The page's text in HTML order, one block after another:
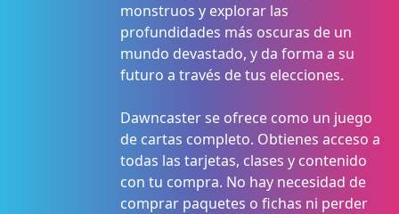
monstruos y explorar las
profundidades más oscuras de un
mundo devastado, y da forma a su
futuro a través de tus elecciones.
Dawncaster se ofrece como un juego
de cartas completo. Obtienes acceso a
todas las tarjetas, clases y contenido
con tu compra. No hay necesidad de
comprar paquetes o fichas ni perder